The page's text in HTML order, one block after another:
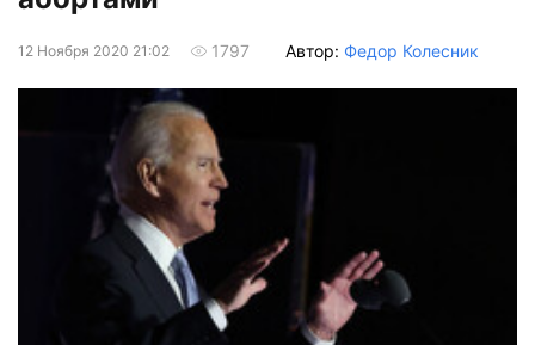
12 Ноября 2020 21:02 1797 Автор: Федор Колесник